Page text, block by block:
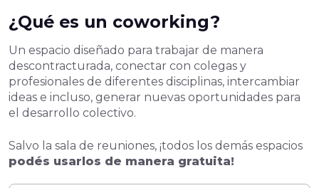
¿Qué es un coworking?
Un espacio diseñado para trabajar de manera
descontracturada, conectar con colegas y
profesionales de diferentes disciplinas, intercambiar
ideas e incluso, generar nuevas oportunidades para
el desarrollo colectivo.
Salvo la sala de reuniones, ¡todos los demás espacios
podés usarlos de manera gratuita!